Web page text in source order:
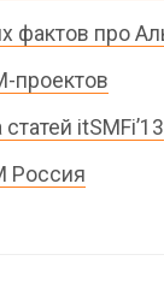
фактов про
проектов
itSMFi’13
Россия